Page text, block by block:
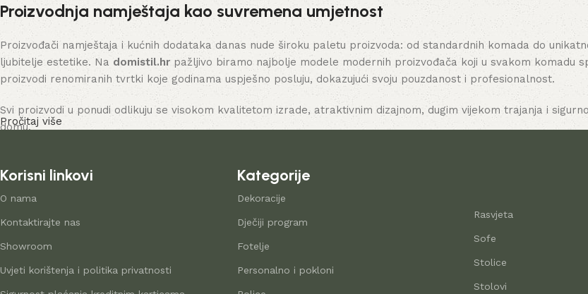
Proizvodnja namještaja kao suvremena umjetnost
Proizvođači namještaja i kućnih dodataka danas nude široku paletu proizvoda: od standardnih komada do
ljubitelje estetike. Na domistil.hr pažljivo biramo najbolje modele modernih proizvođača koji u svakom komadu
proizvodi renomiranih tvrtki koje godinama uspješno posluju, dokazujući svoju pouzdanost i profesionalnost.
Svi proizvodi u ponudi odlikuju se visokom kvalitetom izrade, atraktivnim dizajnom, dugim vijekom trajanja i
domu.
Pročitaj više
Korisni linkovi
O nama
Kontaktirajte nas
Showroom
Uvjeti korištenja i politika privatnosti
Kategorije
Dekoracije
Dječiji program
Fotelje
Personalno i pokloni
Rasvjeta
Sofe
Stolice
Stolovi